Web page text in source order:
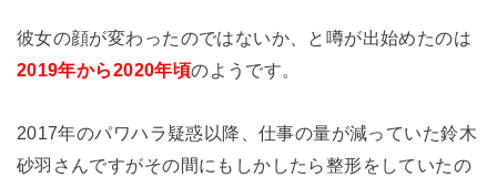
彼女の顔が変わったのではないか、と噂が出始めたのは
2019年から2020年頃のようです。
2017年のパワハラ疑惑以降、仕事の量が減っていた鈴木
砂羽さんですがその間にもしかしたら整形をしていたの